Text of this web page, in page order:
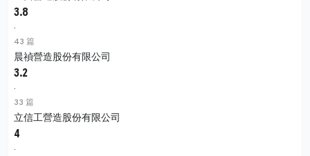
3.8
·
43 篇
晨禎營造股份有限公司
3.2
·
33 篇
立信工營造股份有限公司
4
·